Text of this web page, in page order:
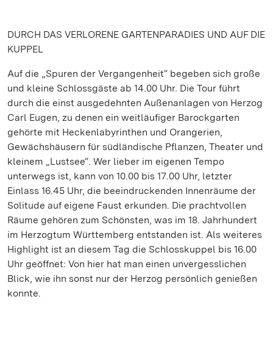
DURCH DAS VERLORENE GARTENPARADIES UND AUF DIE
KUPPEL
Auf die „Spuren der Vergangenheit“ begeben sich große
und kleine Schlossgäste ab 14.00 Uhr. Die Tour führt
durch die einst ausgedehnten Außenanlagen von Herzog
Carl Eugen, zu denen ein weitläufiger Barockgarten
gehörte mit Heckenlabyrinthen und Orangerien,
Gewächshäusern für südländische Pflanzen, Theater und
kleinem „Lustsee“. Wer lieber im eigenen Tempo
unterwegs ist, kann von 10.00 bis 17.00 Uhr, letzter
Einlass 16.45 Uhr, die beeindruckenden Innenräume der
Solitude auf eigene Faust erkunden. Die prachtvollen
Räume gehören zum Schönsten, was im 18. Jahrhundert
im Herzogtum Württemberg entstanden ist. Als weiteres
Highlight ist an diesem Tag die Schlosskuppel bis 16.00
Uhr geöffnet: Von hier hat man einen unvergesslichen
Blick, wie ihn sonst nur der Herzog persönlich genießen
konnte.